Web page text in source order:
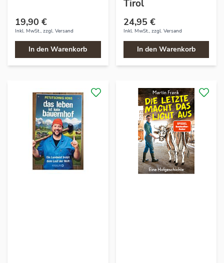
19,90 €
Inkl. MwSt., zzgl. Versand
In den Warenkorb
Tirol
24,95 €
Inkl. MwSt., zzgl. Versand
In den Warenkorb